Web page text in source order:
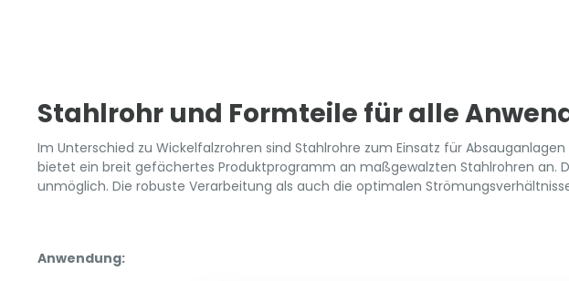
Stahlrohr und Formteile für alle
Im Unterschied zu Wickelfalzrohren sind Stahlrohre zum Einsatz für
bietet ein breit gefächertes Produktprogramm an maßgewalzten Stahlrohren
unmöglich. Die robuste Verarbeitung als auch die optimalen
Anwendung: